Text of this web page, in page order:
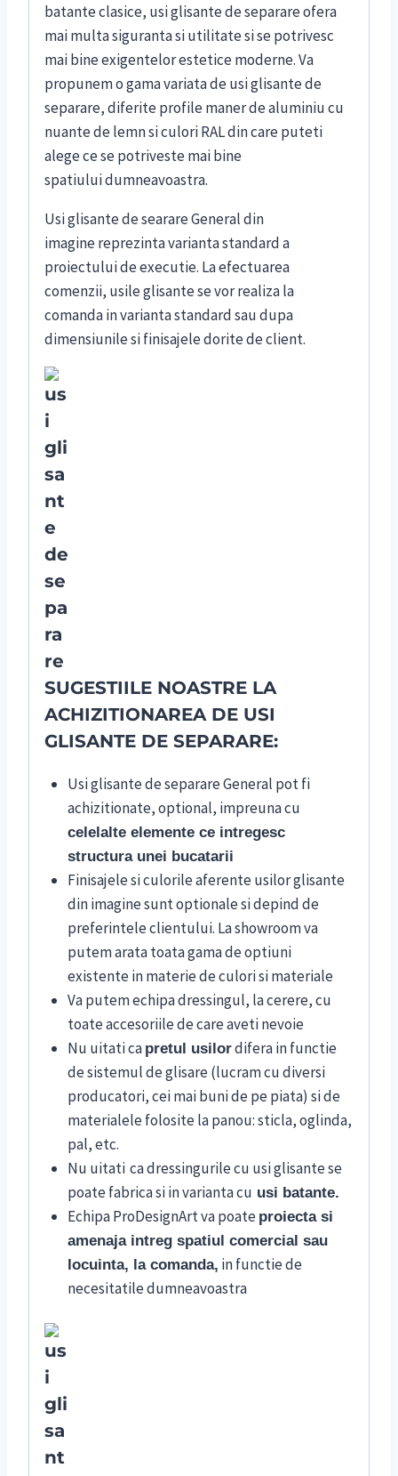
batante clasice, usi glisante de separare ofera
mai multa siguranta si utilitate si se potrivesc
mai bine exigentelor estetice moderne. Va
propunem o gama variata de usi glisante de
separare, diferite profile maner de aluminiu cu
nuante de lemn si culori RAL din care puteti
alege ce se potriveste mai bine
spatiului dumneavoastra.
Usi glisante de searare General din
imagine reprezinta varianta standard a
proiectului de executie. La efectuarea
comenzii, usile glisante se vor realiza la
comanda in varianta standard sau dupa
dimensiunile si finisajele dorite de client.
SUGESTIILE NOASTRE LA
ACHIZITIONAREA DE USI
GLISANTE DE SEPARARE:
Usi glisante de separare General pot fi
achizitionate, optional, impreuna cu
celelalte elemente ce intregesc
structura unei bucatarii
Finisajele si culorile aferente usilor glisante
din imagine sunt optionale si depind de
preferintele clientului. La showroom va
putem arata toata gama de optiuni
existente in materie de culori si materiale
Va putem echipa dressingul, la cerere, cu
toate accesoriile de care aveti nevoie
Nu uitati ca pretul usilordifera in functie
de sistemul de glisare (lucram cu diversi
producatori, cei mai buni de pe piata) si de
materialele folosite la panou: sticla, oglinda,
pal, etc.
Nu uitati ca dressingurile cu usi glisante se
poate fabrica si in varianta cu usi batante.
Echipa ProDesignArt va poate proiecta si
amenaja intreg spatiul comercial sau
locuinta, la comanda, in functie de
necesitatile dumneavoastra